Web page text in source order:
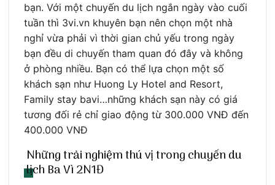
bạn. Với một chuyến du lịch ngắn ngày vào cuối
tuần thì 3vi.vn khuyên bạn nên chọn một nhà
nghỉ vừa phải vì thời gian chủ yếu trong ngày
bạn đều di chuyến tham quan đó đây và không
ở phòng nhiều. Bạn có thể lựa chọn một số
khách sạn như Huong Ly Hotel and Resort,
Family stay bavi…những khách sạn này có giá
tương đối rẻ chỉ giao động từ 300.000 VNĐ đến
400.000 VNĐ
Những trải nghiệm thú vị trong chuyến du
lịch Ba Vì 2N1Đ